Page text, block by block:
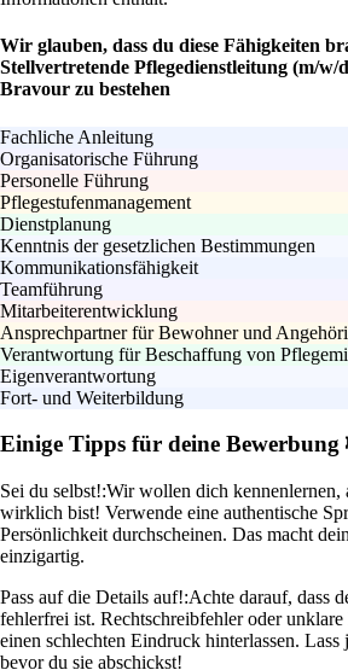
Wir glauben, dass du diese Fähigkeiten
Stellvertretende Pflegedienstleitung (m/
Bravour zu bestehen
Fachliche Anleitung
Organisatorische Führung
Personelle Führung
Pflegestufenmanagement
Dienstplanung
Kenntnis der gesetzlichen Bestimmungen
Kommunikationsfähigkeit
Teamführung
Mitarbeiterentwicklung
Ansprechpartner für Bewohner und
Verantwortung für Beschaffung von
Eigenverantwortung
Fort- und Weiterbildung
Einige Tipps für deine Bewerbung
Sei du selbst!:Wir wollen dich kennenlernen,
wirklich bist! Verwende eine authentische
Persönlichkeit durchscheinen. Das macht
einzigartig.
Pass auf die Details auf!:Achte darauf, dass
fehlerfrei ist. Rechtschreibfehler oder
einen schlechten Eindruck hinterlassen. Lass
bevor du sie abschickst!